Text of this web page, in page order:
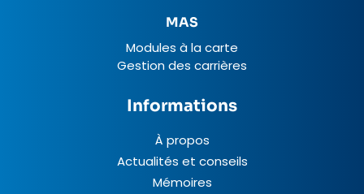
MAS
Modules à la carte
Gestion des carrières
Informations
À propos
Actualités et conseils
Mémoires